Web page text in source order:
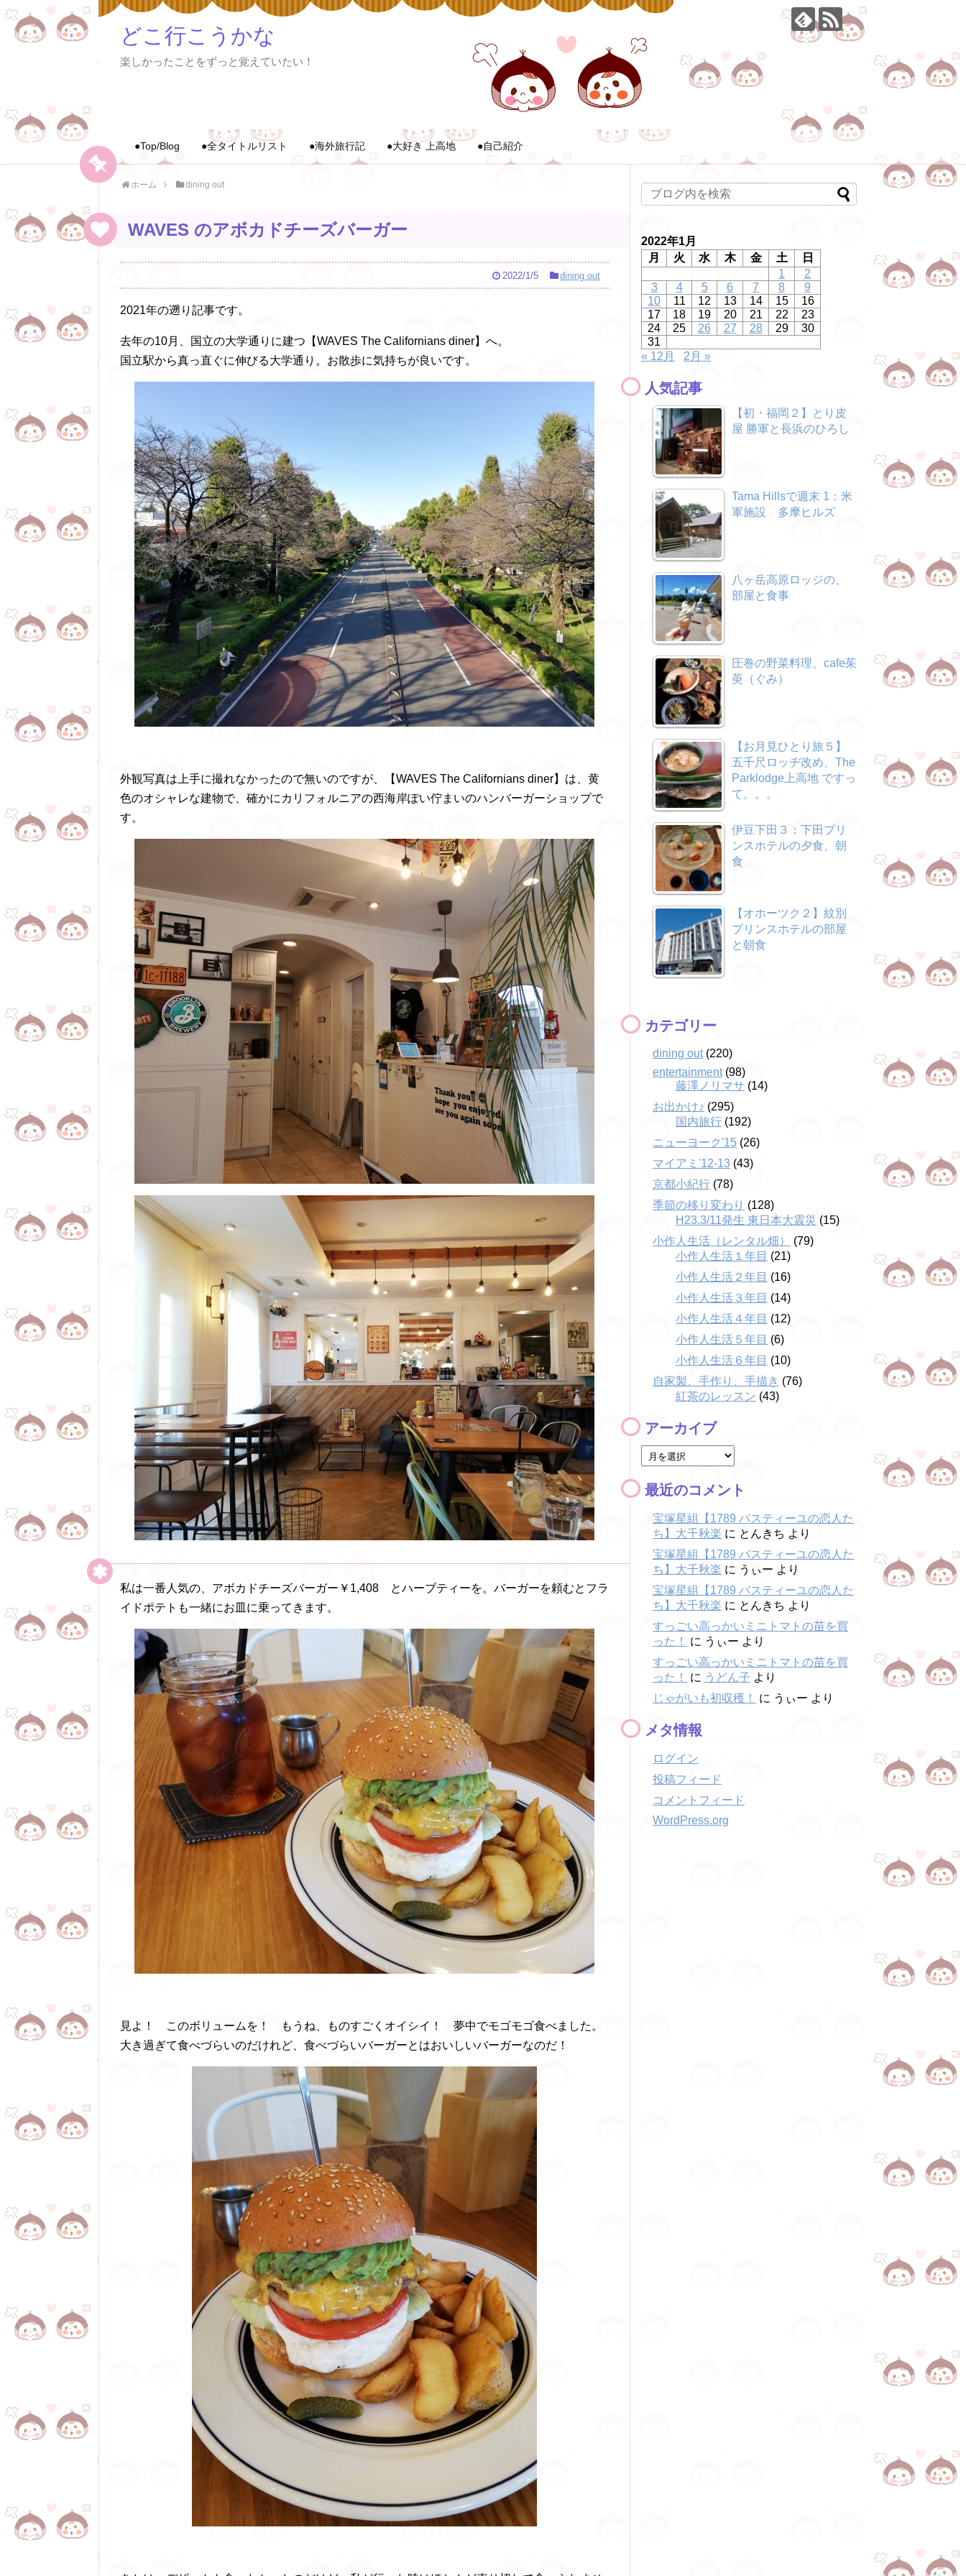
どこ行こうかな
楽しかったことをずっと覚えていたい！
●Top/Blog ●全タイトルリスト ●海外旅行記 ●大好き 上高地 ●自己紹介
ホーム dining out
WAVES のアボカドチーズバーガー
2022/1/5 dining out
2021年の遡り記事です。
去年の10月、国立の大学通りに建つ【WAVES The Californians diner】へ。
国立駅から真っ直ぐに伸びる大学通り。お散歩に気持ちが良いです。
外観写真は上手に撮れなかったので無いのですが、【WAVES The Californians diner】は、黄
色のオシャレな建物で、確かにカリフォルニアの西海岸ぽい佇まいのハンバーガーショップで
す。
私は一番人気の、アボカドチーズバーガー￥1,408 とハーブティーを。バーガーを頼むとフラ
イドポテトも一緒にお皿に乗ってきます。
見よ！ このボリュームを！ もうね、ものすごくオイシイ！ 夢中でモゴモゴ食べました。
大き過ぎて食べづらいのだけれど、食べづらいバーガーとはおいしいバーガーなのだ！
2022年1月
月
火 水 木 金 土
日
1
2
3
4 5 6 7 8
9
10
11 12 13 14 15
16
17
18 19 20 21 22
23
24
25 26 27 28 29
30
31
« 12月
2月 »
人気記事
【初・福岡２】とり皮
屋 勝軍と長浜のひろし
Tama Hillsで週末 1：米
軍施設 多摩ヒルズ
八ヶ岳高原ロッジの、
部屋と食事
圧巻の野菜料理、cafe茱
萸（ぐみ）
【お月見ひとり旅５】
五千尺ロッヂ改め、The
Parklodge上高地 ですっ
て。。。
伊豆下田３：下田プリ
ンスホテルの夕食、朝
食
【オホーツク２】紋別
プリンスホテルの部屋
と朝食
カテゴリー
dining out(220)
entertainment(98)
藤澤ノリマサ (14)
お出かけ♪ (295)
国内旅行 (192)
ニューヨーク'15 (26)
マイアミ'12-13 (43)
京都小紀行 (78)
季節の移り変わり (128)
H23.3/11発生 東日本大震災 (15)
小作人生活（レンタル畑）
(79)
小作人生活１年目 (21)
小作人生活２年目 (16)
小作人生活３年目 (14)
小作人生活４年目 (12)
小作人生活５年目 (6)
小作人生活６年目 (10)
自家製、手作り、手描き (76)
紅茶のレッスン (43)
アーカイブ
最近のコメント
宝塚星組【1789 バスティーユの恋人た
ち】大千秋楽 に とんきち より
宝塚星組【1789 バスティーユの恋人た
ち】大千秋楽 に うぃー より
宝塚星組【1789 バスティーユの恋人た
ち】大千秋楽 に とんきち より
すっごい高っかいミニトマトの苗を買
った！
に うぃー より
すっごい高っかいミニトマトの苗を買
った！
に うどん子 より
じゃがいも初収穫！
に うぃー より
メタ情報
ログイン
投稿フィード
コメントフィード
WordPress.org